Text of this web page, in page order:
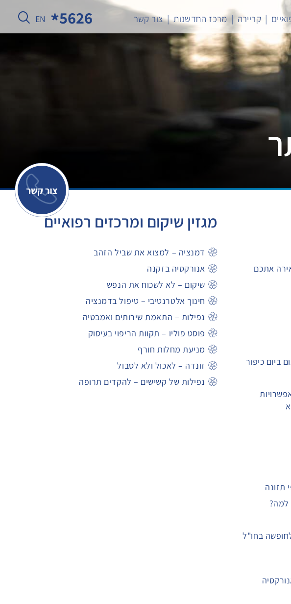
קריירה מרכז החדשנות צור קשר 5626
EN
אתכם
ביום כיפור
תזונה
למה?
בחו"ל
מגזין שיקום ומרכזים רפואיים
דמנציה – למצוא את שביל הזהב
אנורקסיה בזקנה
שיקום – לא לשכוח את הנפש
חינוך אלטרנטיבי – טיפול בדמנציה
נפילות – התאמת שירותים ואמבטיה
פוסט פוליו – תקוות הריפוי בעיסוק
מניעת מחלות חורף
זונדה – לאכול ולא לסבול
נפילות של קשישים – להקדים תרופה